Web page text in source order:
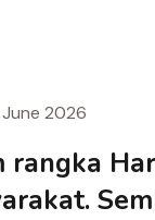
2026